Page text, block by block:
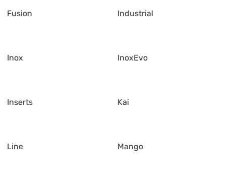
Fusion Industrial
Inox InoxEvo
Inserts Kai
Line Mango